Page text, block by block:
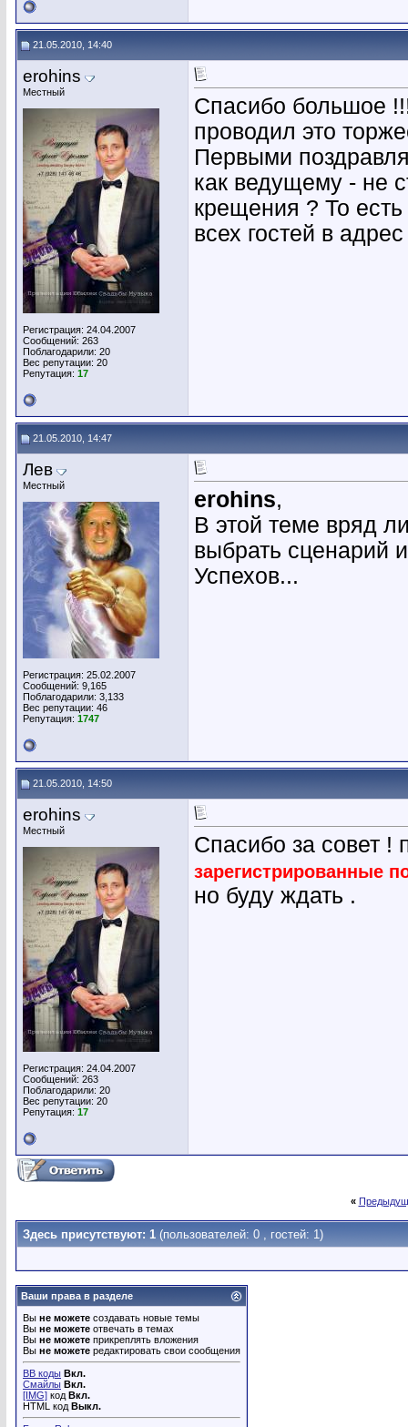
21.05.2010, 14:40
erohins
Местный
Регистрация: 24.04.2007
Сообщений: 263
Поблагодарили: 20
Вес репутации: 20
Репутация: 17
Спасибо большое
проводил это
Первыми
как ведущему - не
крещения ? То
всех гостей в
21.05.2010, 14:47
Лев
Местный
Регистрация: 25.02.2007
Сообщений: 9,165
Поблагодарили: 3,133
Вес репутации: 46
Репутация: 1747
erohins,
В этой теме вряд
выбрать сценарий
Успехов...
21.05.2010, 14:50
erohins
Местный
Регистрация: 24.04.2007
Сообщений: 263
Поблагодарили: 20
Вес репутации: 20
Репутация: 17
Спасибо за совет !
зарегистрированные
но буду ждать .
«
Здесь присутствуют: 1 (пользователей: 0 , гостей: 1)
Ваши права в разделе
Вы не можете создавать новые темы
Вы не можете отвечать в темах
Вы не можете прикреплять вложения
Вы не можете редактировать свои сообщения
BB коды Вкл.
Смайлы Вкл.
[IMG] код Вкл.
HTML код Выкл.